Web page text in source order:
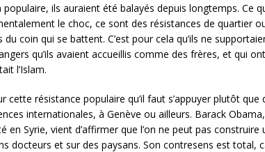
populaire, ils auraient été balayés depuis longtemps. Ce
le choc, ce sont des résistances de quartier
du coin qui se battent. C’est pour cela qu’ils ne
qu’ils avaient accueillis comme des frères, et qui
l’Islam.
cette résistance populaire qu’il faut s’appuyer plutôt
internationales, à Genève ou ailleurs. Barack
en Syrie, vient d’affirmer que l’on ne peut pas construire
docteurs et sur des paysans. Son contresens est total,